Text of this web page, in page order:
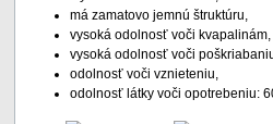
má zamatovo jemnú štruktúru,
vysoká odolnosť voči kvapalinám,
vysoká odolnosť voči
odolnosť voči vznieteniu,
odolnosť látky voči opotrebeniu: